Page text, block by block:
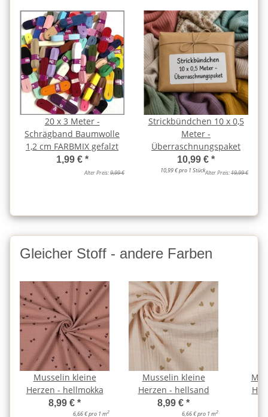
20 x 3 Meter -
Schrägband Baumwolle
1,2 cm FARBMIX gefalzt
1,99 € *
Alter Preis:9,99 €
Strickbündchen 10 x 0,5
Meter -
Überraschnungspaket
10,99 € *
10,99 € pro 1 StückAlter Preis:19,99 €
Gleicher Stoff - andere Farben
Musselin kleine
Herzen - hellmokka
8,99 € *
6,66 € pro 1 m2
Musselin kleine
Herzen - hellsand
8,99 € *
6,66 € pro 1 m2